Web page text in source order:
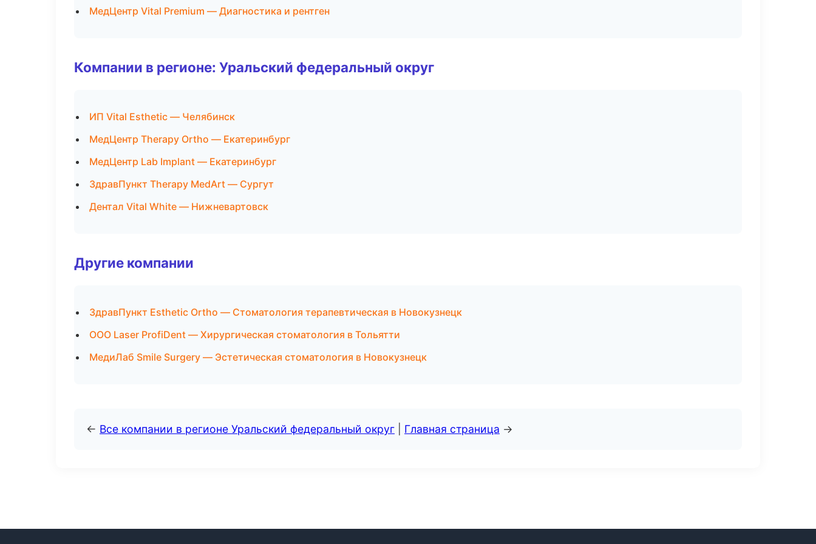
МедЦентр Vital Premium — Диагностика и рентген
Компании в регионе: Уральский федеральный округ
ИП Vital Esthetic — Челябинск
МедЦентр Therapy Ortho — Екатеринбург
МедЦентр Lab Implant — Екатеринбург
ЗдравПункт Therapy MedArt — Сургут
Дентал Vital White — Нижневартовск
Другие компании
ЗдравПункт Esthetic Ortho — Стоматология терапевтическая в Новокузнецк
ООО Laser ProfiDent — Хирургическая стоматология в Тольятти
МедиЛаб Smile Surgery — Эстетическая стоматология в Новокузнецк
← Все компании в регионе Уральский федеральный округ Главная страница →